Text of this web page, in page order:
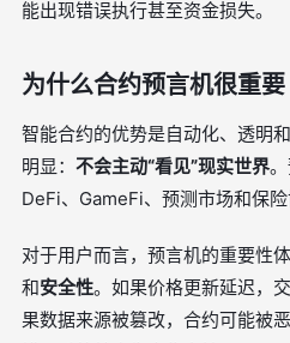
能出现错误执行甚至资金损失。
为什么合约预言机很重要
智能合约的优势是自动化、透明
明显： 不会主动“看见”现实世界
DeFi、GameFi、预测市场和保险
对于用户而言，预言机的重要性体
和安全性。如果价格更新延迟，
果数据来源被篡改，合约可能被